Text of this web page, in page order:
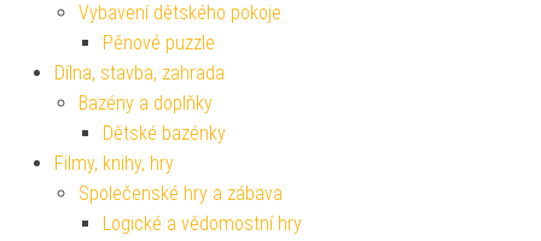
Vybavení dětského pokoje
Pěnové puzzle
Dílna, stavba, zahrada
Bazény a doplňky
Dětské bazénky
Filmy, knihy, hry
Společenské hry a zábava
Logické a vědomostní hry